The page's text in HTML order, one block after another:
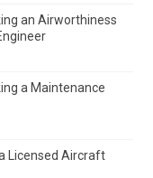
an Airworthiness
a Maintenance
Licensed Aircraft